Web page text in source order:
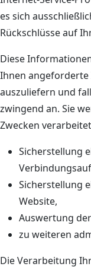
es sich
Rückschlüsse auf
Diese
Ihnen
auszuliefern und
zwingend an. Sie
Zwecken
Sicherstellung
Sicherstellung
Website,
Auswertung
zu weiteren
Die Verarbeitung